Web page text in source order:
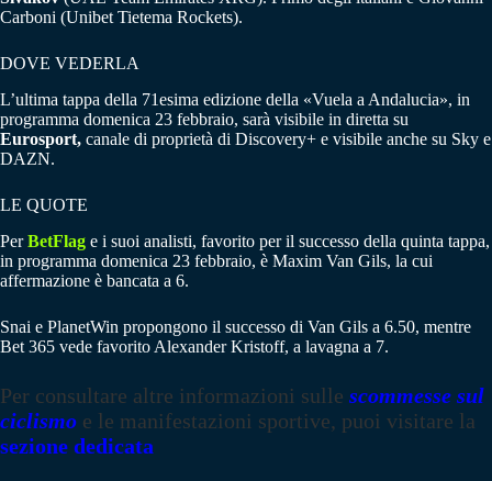
Carboni (Unibet Tietema Rockets).
DOVE VEDERLA
L’ultima tappa della 71esima edizione della «Vuela a Andalucia», in
programma domenica 23 febbraio, sarà visibile in diretta su
Eurosport, canale di proprietà di Discovery+ e visibile anche su Sky e
DAZN.
LE QUOTE
PerBetFlag e i suoi analisti, favorito per il successo della quinta tappa,
in programma domenica 23 febbraio, è Maxim Van Gils, la cui
affermazione è bancata a 6.
Snai e PlanetWin propongono il successo di Van Gils a 6.50, mentre
Bet 365 vede favorito Alexander Kristoff, a lavagna a 7.
Per consultare altre informazioni sulle scommesse sul
ciclismo e le manifestazioni sportive, puoi visitare la
sezione dedicata